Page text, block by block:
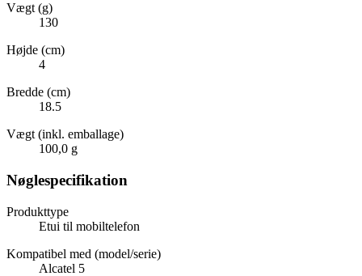
Vægt (g)
130
Højde (cm)
4
Bredde (cm)
18.5
Vægt (inkl. emballage)
100,0 g
Nøglespecifikation
Produkttype
Etui til mobiltelefon
Kompatibel med (model/serie)
Alcatel 5